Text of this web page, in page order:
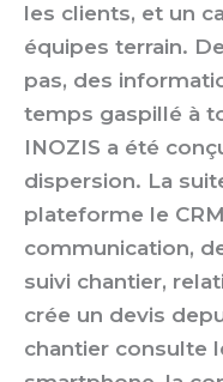
les clients, et un
équipes terrain.
pas, des
temps gaspillé à
INOZIS a été
dispersion. La
plateforme le
communication,
suivi chantier,
crée un devis
chantier consulte